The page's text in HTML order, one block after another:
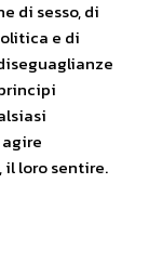
di sesso, di
e di
il loro sentire.